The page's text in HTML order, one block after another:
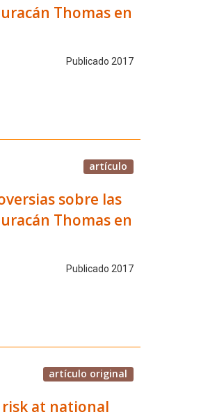
Thomas en
Publicado 2017
artículo
sobre las
Thomas en
Publicado 2017
artículo original
at national